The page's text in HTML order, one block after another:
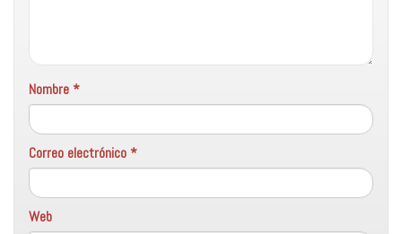
Nombre *
Correo electrónico *
Web